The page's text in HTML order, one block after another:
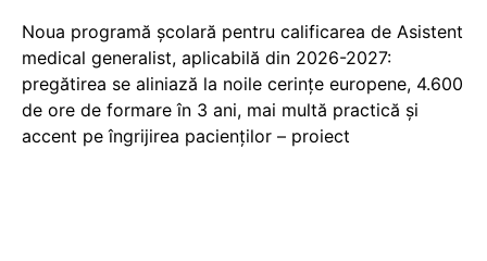
Noua programă școlară pentru calificarea de Asistent
medical generalist, aplicabilă din 2026-2027:
pregătirea se aliniază la noile cerințe europene, 4.600
de ore de formare în 3 ani, mai multă practică și
accent pe îngrijirea pacienților – proiect